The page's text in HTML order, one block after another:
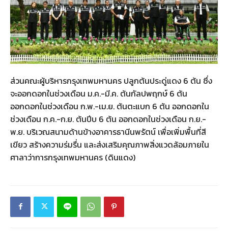
ส่วนคณะผู้บริหารกรุงเทพมหานคร ปลูกต้นประดู่แดง 6 ต้น ซึ่ง
จะออกดอกในช่วงเดือน ม.ค.-มี.ค. ต้นกัลปพฤกษ์ 6 ต้น
ออกดอกในช่วงเดือน ก.พ.-เม.ย. ต้นตะแบก 6 ต้น ออกดอกใน
ช่วงเดือน ก.ค.-ก.ย. ต้นปีบ 6 ต้น ออกดอกในช่วงเดือน ก.ย.-
พ.ย. บริเวณสนามด้านข้างอาคารธานีนพรัตน์ เพื่อเพิ่มพื้นที่สี
เขียว สร้างความร่มรื่น และส่งเสริมคุณภาพสิ่งแวดล้อมภายใน
ศาลาว่าการกรุงเทพมหานคร (ดินแดง)